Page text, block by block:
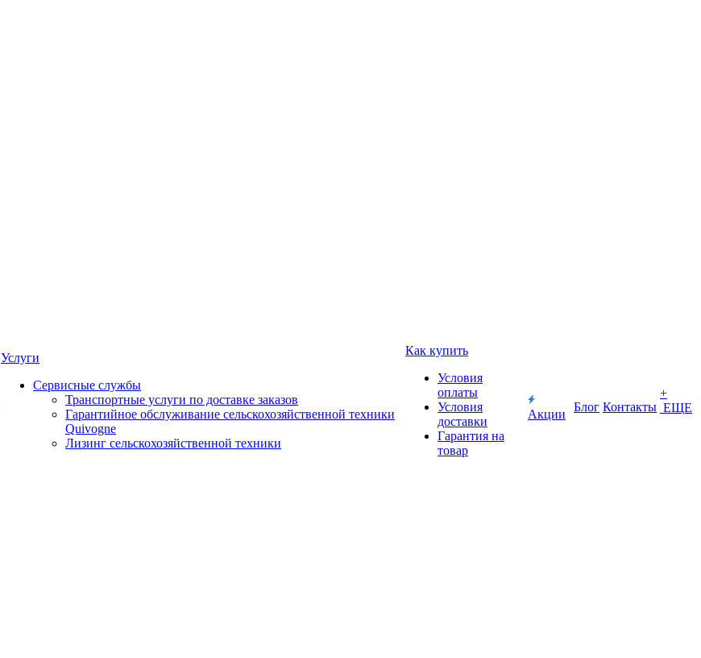
Услуги
Сервисные службы
Транспортные услуги по доставке заказов
Гарантийное обслуживание сельскохозяйственной техники
Quivogne
Лизинг сельскохозяйственной техники
Как купить
Условия
оплаты
Условия
доставки
Гарантия на
товар
Акции
Блог Контакты
+
ЕЩЕ